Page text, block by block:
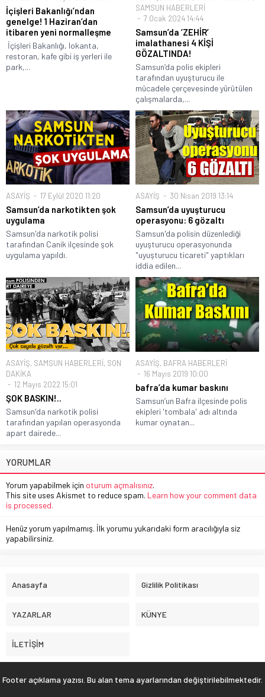
İçişleri Bakanlığı’ndan
genelge! 1 Haziran’dan
itibaren yeni normalleşme
İçişleri Bakanlığı, lokanta,
restoran, kafe gibi iş yerleri ile
park,...
SAMSUN HABERLERİ
7 Ocak 2024 14:44
Samsun’da ‘ZEHİR’
imalathanesi 4 KİŞİ
GÖZALTINDA!
Samsun’da polis ekipleri
tarafından uyuşturucu ile
mücadele çerçevesinde yürütülen
çalışmalarda,...
ASAYİŞ 17 Eylül 2020 11:20
Samsun’da narkotikten şok
uygulama
Samsun'da narkotik polisi
tarafından Canik ilçesinde şok
uygulama yapıldı.
ASAYİŞ 30 Nisan 2019 13:14
Samsun’da uyuşturucu
operasyonu: 6 gözaltı
Samsun'da polisin düzenlediği
uyuşturucu operasyonunda
"uyuşturucu ticareti" yaptıkları
iddia edilen...
ASAYİŞ, SAMSUN HABERLERİ, SON
DAKİKA
12 Mayıs 2022 15:01
ŞOK BASKIN!..
Samsun'da narkotik polisi
tarafından yapılan operasyonda
apart dairede...
ASAYİŞ, BAFRA HABERLERİ
16 Mayıs 2019 10:00
bafra’da kumar baskını
Samsun’un Bafra ilçesinde polis
ekipleri 'tombala' adı altında
kumar oynatan...
YORUMLAR
Yorum yapabilmek için oturum açmalısınız.
This site uses Akismet to reduce spam. Learn how your comment data
is processed.
Henüz yorum yapılmamış. İlk yorumu yukarıdaki form aracılığıyla siz
yapabilirsiniz.
Anasayfa Gizlilik Politikası
YAZARLAR KÜNYE
İLETİŞİM
Footer açıklama yazısı. Bu alan tema ayarlarından değiştirilebilmektedir.